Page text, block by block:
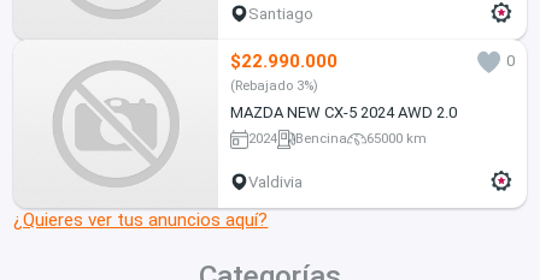
Santiago
$22.990.000 0
(Rebajado 3%)
MAZDA NEW CX-5 2024 AWD 2.0
2024 Bencina 65000 km
Valdivia
¿Quieres ver tus anuncios aquí?